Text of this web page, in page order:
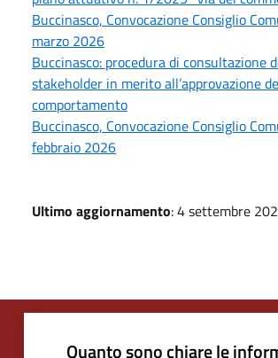
Buccinasco, Convocazione Consiglio
marzo 2026
Buccinasco: procedura di consultazione
stakeholder in merito all’approvazione
comportamento
Buccinasco, Convocazione Consiglio
febbraio 2026
Ultimo aggiornamento: 4 settembre
Quanto sono chiare le